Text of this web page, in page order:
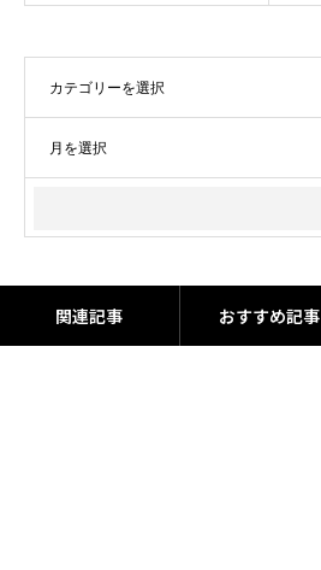
関連記事 おすすめ記事